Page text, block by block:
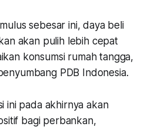
sebesar ini, daya beli
akan pulih lebih cepat
konsumsi rumah tangga,
PDB Indonesia.
ini pada akhirnya akan
bagi perbankan,